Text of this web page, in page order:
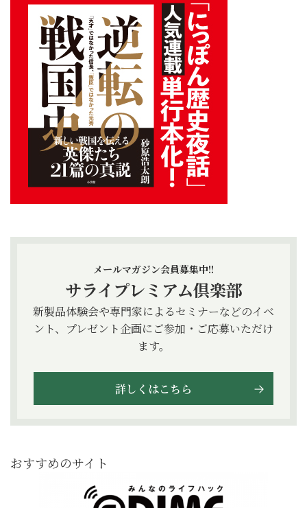
メールマガジン会員募集中!!
サライプレミアム倶楽部
新製品体験会や専門家によるセミナーなどのイベ
ント、プレゼント企画にご参加・ご応募いただけ
ます。
詳しくはこちら
おすすめのサイト